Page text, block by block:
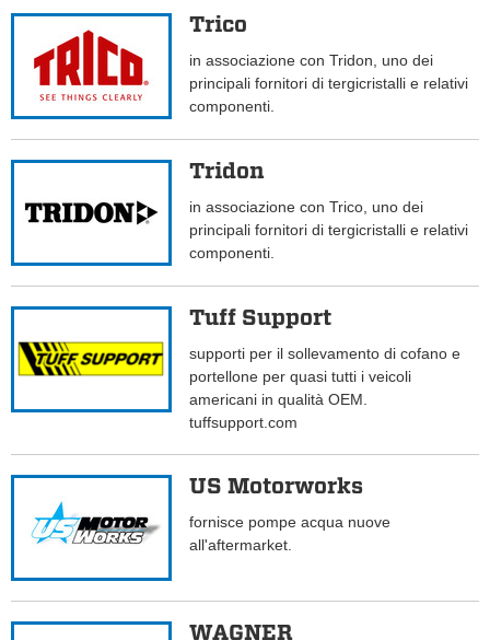
Trico
in associazione con Tridon, uno dei
principali fornitori di tergicristalli e relativi
componenti.
Tridon
in associazione con Trico, uno dei
principali fornitori di tergicristalli e relativi
componenti.
Tuff Support
supporti per il sollevamento di cofano e
portellone per quasi tutti i veicoli
americani in qualità OEM.
tuffsupport.com
US Motorworks
fornisce pompe acqua nuove
all'aftermarket.
WAGNER